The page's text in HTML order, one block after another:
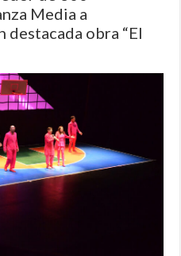
Media a
obra “El